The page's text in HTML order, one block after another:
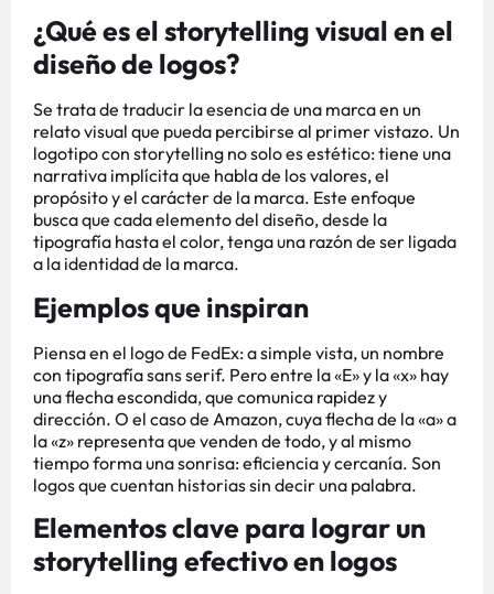
¿Qué es el storytelling visual en el
diseño de logos?
Se trata de traducir la esencia de una marca en un
relato visual que pueda percibirse al primer vistazo. Un
logotipo con storytelling no solo es estético: tiene una
narrativa implícita que habla de los valores, el
propósito y el carácter de la marca. Este enfoque
busca que cada elemento del diseño, desde la
tipografía hasta el color, tenga una razón de ser ligada
a la identidad de la marca.
Ejemplos que inspiran
Piensa en el logo de FedEx: a simple vista, un nombre
con tipografía sans serif. Pero entre la «E» y la «x» hay
una flecha escondida, que comunica rapidez y
dirección. O el caso de Amazon, cuya flecha de la «a» a
la «z» representa que venden de todo, y al mismo
tiempo forma una sonrisa: eficiencia y cercanía. Son
logos que cuentan historias sin decir una palabra.
Elementos clave para lograr un
storytelling efectivo en logos